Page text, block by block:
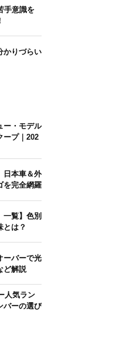
手意識を
かりづらい
ー・モデル
ープ｜202
日本車＆外
を完全網羅
一覧】色別
とは？
ーバーで光
ど解説
人気ラン
バーの選び